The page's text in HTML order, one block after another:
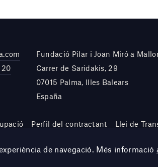
20
Fundació Pilar i Joan Miró a
Carrer de Saridakis, 29
07015 Palma, Illes Balears
España
Perfil del contractant Llei de
de navegació. Més informació